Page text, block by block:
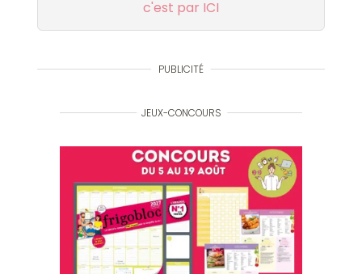
c'est par ICI
PUBLICITÉ
JEUX-CONCOURS